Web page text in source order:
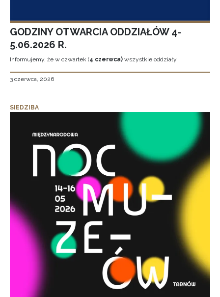
GODZINY OTWARCIA ODDZIAŁÓW 4-
5.06.2026 R.
Informujemy, że w czwartek (4 czerwca) wszystkie oddziały
3 czerwca, 2026
SIEDZIBA